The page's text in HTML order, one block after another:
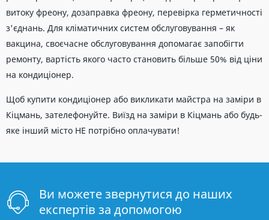
витоку фреону, дозаправка фреону, перевірка герметичності
з'єднань. Для кліматичних систем обслуговування – як
вакцина, своєчасне обслуговування допомагає запобігти
ремонту, вартість якого часто становить більше 50% від ціни
на кондиціонер.
Щоб купити кондиціонер або викликати майстра на заміри в
Кіцмань, зателефонуйте. Виїзд на заміри в Кіцмань або будь-
яке інший місто НЕ потрібно оплачувати!
Ви можете звернутися до наших
експертів за допомогою